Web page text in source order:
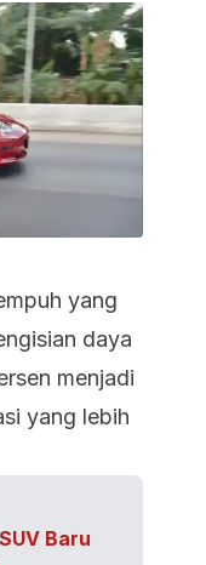
yang
daya
menjadi
yang lebih
Baru